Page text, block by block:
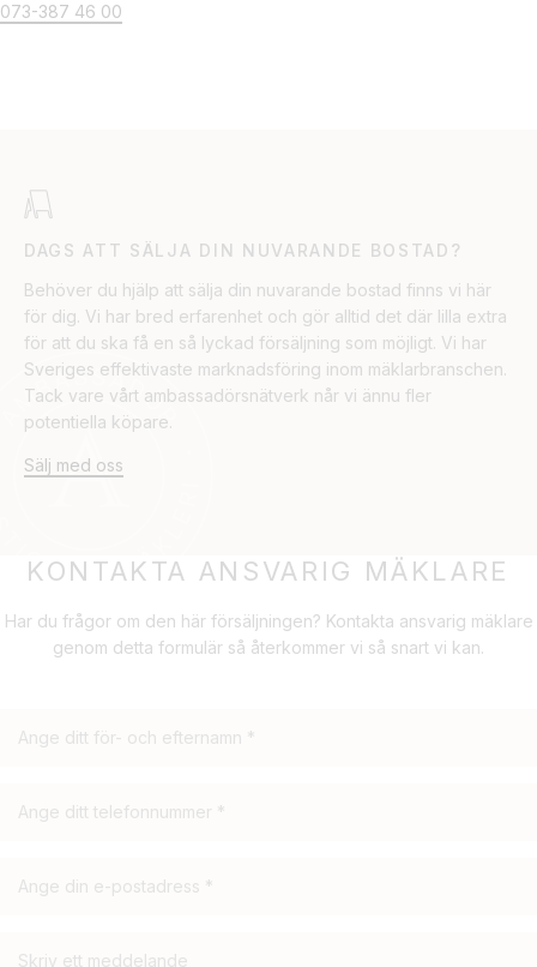
073-387 46 00
DAGS ATT SÄLJA DIN NUVARANDE BOSTAD?
Behöver du hjälp att sälja din nuvarande bostad finns vi här
för dig. Vi har bred erfarenhet och gör alltid det där lilla extra
för att du ska få en så lyckad försäljning som möjligt. Vi har
Sveriges effektivaste marknadsföring inom mäklarbranschen.
Tack vare vårt ambassadörsnätverk når vi ännu fler
potentiella köpare.
Sälj med oss
KONTAKTA ANSVARIG MÄKLARE
Har du frågor om den här försäljningen? Kontakta ansvarig mäklare
genom detta formulär så återkommer vi så snart vi kan.